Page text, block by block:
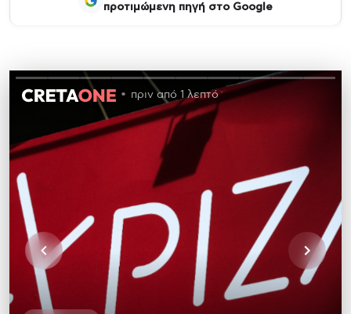
προτιμώμενη πηγή στο Google
πριν από 1 λεπτό